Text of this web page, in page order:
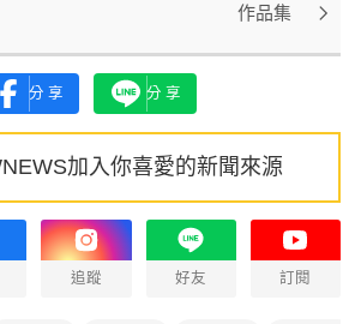
作品集
分享 分享
加入你喜愛的新聞來源
追蹤 好友 訂閱